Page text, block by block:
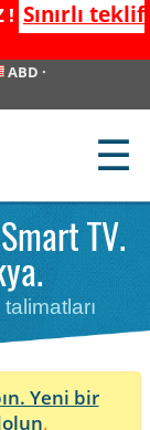
! Sınırlı teklif
ABD ·
☰
TV.
Yeni bir
.